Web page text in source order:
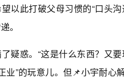
以此打破父母习惯的“口头
。
疑惑。“这是什么东西？又
业”的玩意儿。但📌小宇耐心